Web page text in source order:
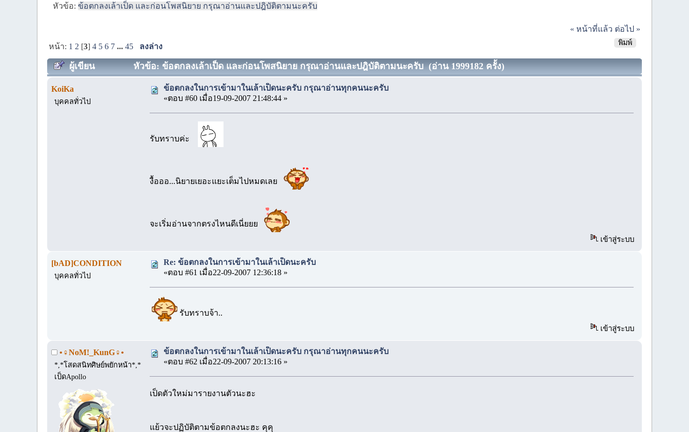
หัวข้อ:ข้อตกลงเล้าเป็ด และก่อนโพสนิยาย กรุณาอ่านและปฎิบัติตามนะครับ
« หน้าที่แล้ว ต่อไป »
พิมพ์
หน้า: 1 2 [3]4 5 6 7 ...45 ลงล่าง
ผู้เขียน หัวข้อ: ข้อตกลงเล้าเป็ด และก่อนโพสนิยาย กรุณาอ่านและปฎิบัติตามนะครับ (อ่าน 1999182 ครั้ง)
KoiKa
บุคคลทั่วไป
ข้อตกลงในการเข้ามาในเล้าเป็ดนะครับ กรุณาอ่านทุกคนนะครับ
«ตอบ #60 เมื่อ19-09-2007 21:48:44 »
รับทราบค่ะ
งื้อออ...นิยายเยอะแยะเต็มไปหมดเลย
จะเริ่มอ่านจากตรงไหนดีเนี่ยยย
เข้าสู่ระบบ
[bAD]CONDITION
บุคคลทั่วไป
Re: ข้อตกลงในการเข้ามาในเล้าเป็ดนะครับ
«ตอบ #61 เมื่อ22-09-2007 12:36:18 »
รับทราบจ้า..
เข้าสู่ระบบ
•♀NoM!_KunG♀•
*,*โสดสนิทศิษย์พยักหน้า*,*
เป็ดApollo
ข้อตกลงในการเข้ามาในเล้าเป็ดนะครับ กรุณาอ่านทุกคนนะครับ
«ตอบ #62 เมื่อ22-09-2007 20:13:16 »
เป็ดตัวใหม่มารายงานตัวนะฮะ
แย้วจะปฏิบัติตามข้อตกลงนะฮะ คุคุ